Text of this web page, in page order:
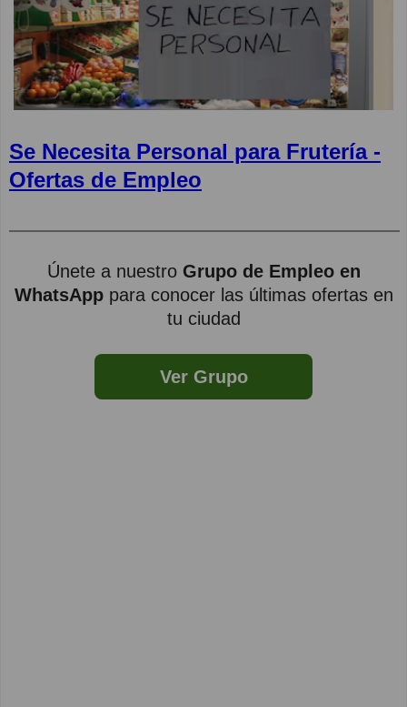
Se Necesita Personal para Frutería -
Ofertas de Empleo
Únete a nuestro Grupo de Empleo en
WhatsApppara conocer las últimas ofertas en
tu ciudad
Ver Grupo